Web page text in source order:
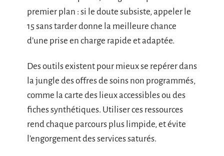
premier plan : si le doute subsiste, appeler le
15 sans tarder donne la meilleure chance
d’une prise en charge rapide et adaptée.
Des outils existent pour mieux se repérer dans
la jungle des offres de soins non programmés,
comme la carte des lieux accessibles ou des
fiches synthétiques. Utiliser ces ressources
rend chaque parcours plus limpide, et évite
l’engorgement des services saturés.